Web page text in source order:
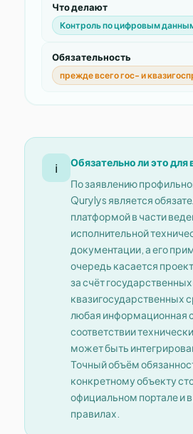
Что делают
Контроль по цифровым
Обязательность
прежде всего гос- и
ℹ️
Обязательно ли это для
По заявлению
Qurylys является
платформой в части
исполнительной
документации, а его
очередь касается
за счёт
квазигосударственных
любая информационная
соответствии
может быть
Точный объём
конкретному объекту
официальном портале и
правилах.